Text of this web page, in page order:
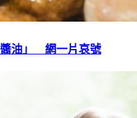
醬油」 網一片哀號